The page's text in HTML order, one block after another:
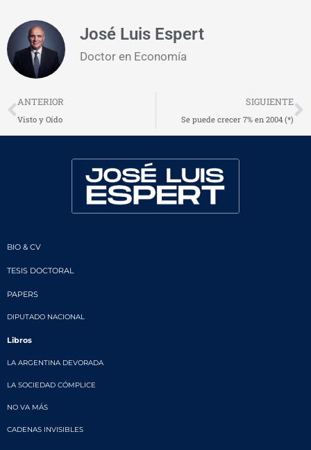
José Luis Espert
Doctor en Economía
Prev
ANTERIOR
Visto y Oído
SIGUIENTE
Se puede crecer 7% en 2004 (*)
BIO & CV
TESIS DOCTORAL
PAPERS
DIPUTADO NACIONAL
Libros
LA ARGENTINA DEVORADA
LA SOCIEDAD CÓMPLICE
NO VA MÁS
CADENAS INVISIBLES